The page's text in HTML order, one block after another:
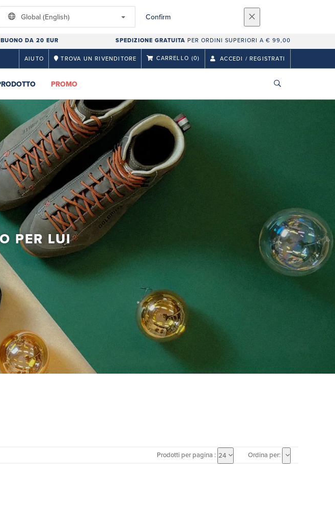
Global (English) Confirm
DA 20 EUR SPEDIZIONE GRATUITA PER ORDINI SUPERIORI A € 99,00
AIUTO TROVA UN RIVENDITORE CARRELLO (0) ACCEDI / REGISTRATI
PROMO
PER LUI
Prodotti per pagina : 24 Ordina per: